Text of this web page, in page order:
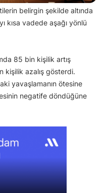
belirgin şekilde altında
kısa vadede aşağı yönlü
85 bin kişilik artış
kişilik azalış gösterdi.
yavaşlamanın ötesine
negatife döndüğüne